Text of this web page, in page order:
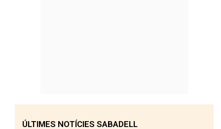
ÚLTIMES NOTÍCIES SABADELL